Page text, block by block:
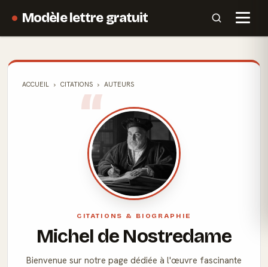
Modèle lettre gratuit
ACCUEIL CITATIONS AUTEURS
CITATIONS & BIOGRAPHIE
Michel de Nostredame
Bienvenue sur notre page dédiée à l'œuvre fascinante